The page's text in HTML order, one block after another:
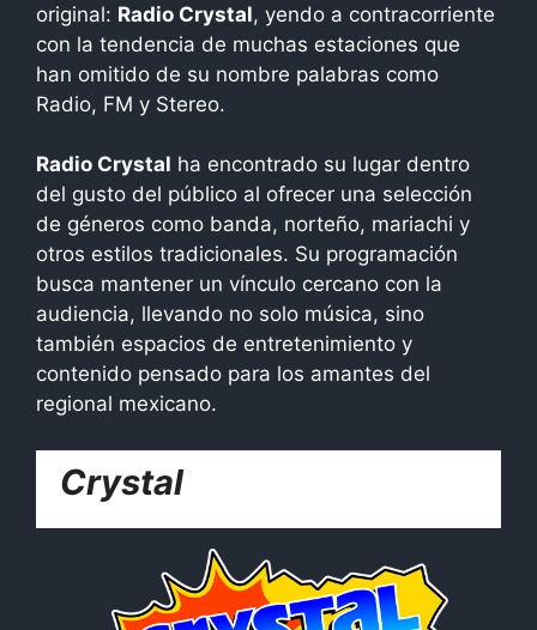
original: Radio Crystal, yendo a contracorriente
con la tendencia de muchas estaciones que
han omitido de su nombre palabras como
Radio, FM y Stereo.
Radio Crystal ha encontrado su lugar dentro
del gusto del público al ofrecer una selección
de géneros como banda, norteño, mariachi y
otros estilos tradicionales. Su programación
busca mantener un vínculo cercano con la
audiencia, llevando no solo música, sino
también espacios de entretenimiento y
contenido pensado para los amantes del
regional mexicano.
Crystal